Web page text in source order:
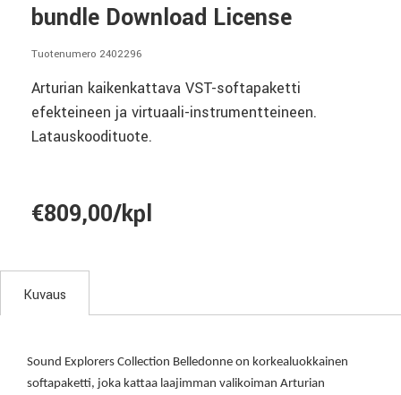
bundle Download License
Tuotenumero 2402296
Arturian kaikenkattava VST-softapaketti
efekteineen ja virtuaali-instrumentteineen.
Latauskoodituote.
€809,00/kpl
Kuvaus
Sound Explorers Collection Belledonne on korkealuokkainen
softapaketti, joka kattaa laajimman valikoiman Arturian